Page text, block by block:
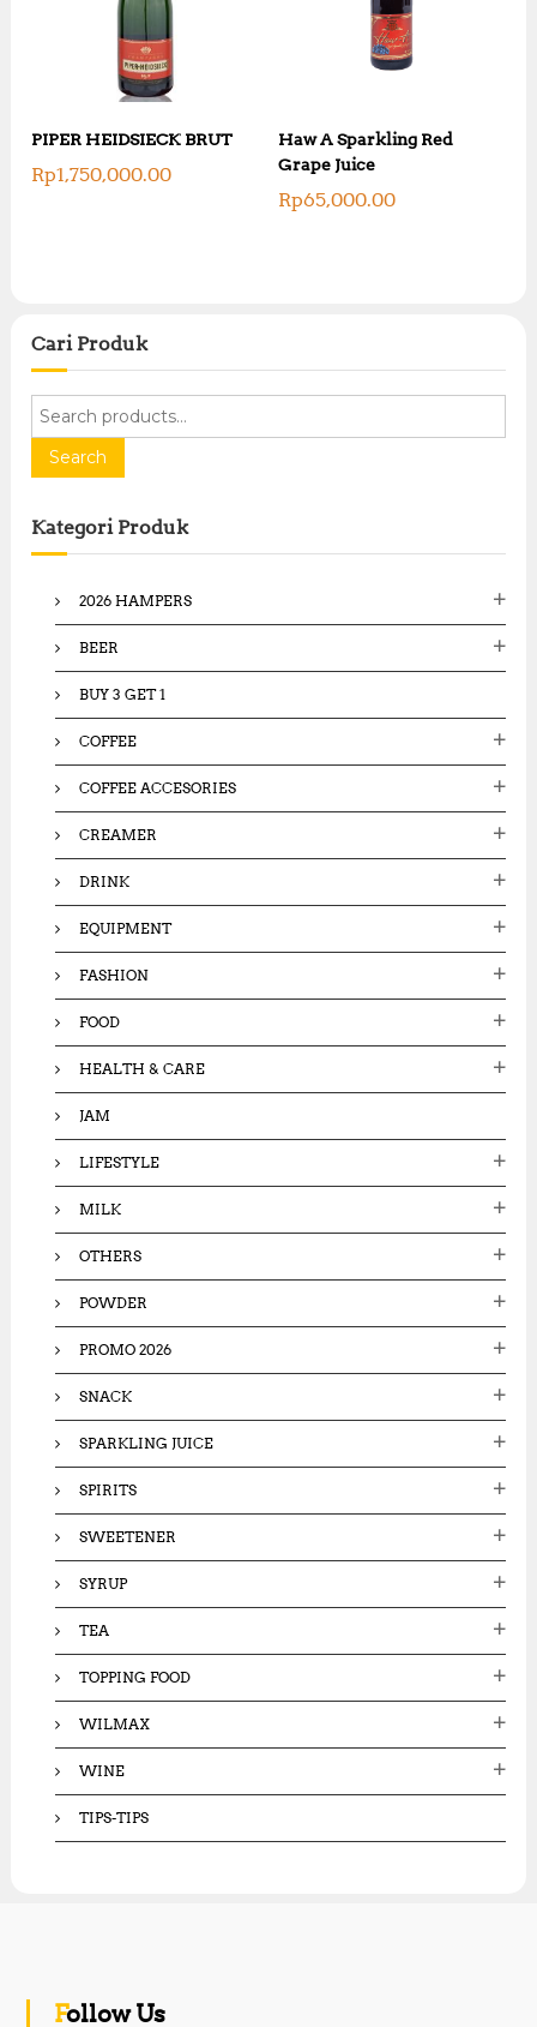
PIPER HEIDSIECK BRUT
Rp1,750,000.00
Haw A Sparkling Red
Grape Juice
Rp65,000.00
Cari Produk
r
h
f
Search
Kategori Produk
2026 HAMPERS
BEER
BUY 3 GET 1
COFFEE
COFFEE ACCESORIES
CREAMER
DRINK
EQUIPMENT
FASHION
FOOD
HEALTH & CARE
JAM
LIFESTYLE
MILK
OTHERS
POWDER
PROMO 2026
SNACK
SPARKLING JUICE
SPIRITS
SWEETENER
SYRUP
TEA
TOPPING FOOD
WILMAX
WINE
TIPS-TIPS
Follow Us